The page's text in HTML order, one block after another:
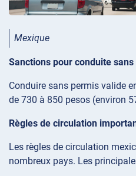
Mexique
Sanctions pour conduite
Conduire sans permis valide
de 730 à 850 pesos (environ
Règles de circulation
Les règles de circulation
nombreux pays. Les